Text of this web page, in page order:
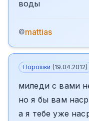
воды
©mattias
Порошки (19.04.2012)
миледи с вами
но я бы вам
а я тебе уже